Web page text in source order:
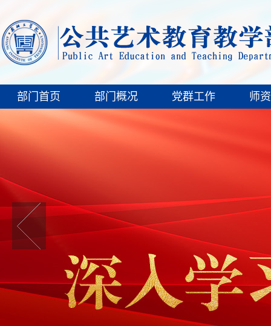
部门首页 部门概况 党群工作 师